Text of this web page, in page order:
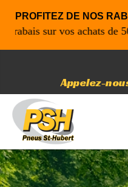
PROFITEZ DE NOS
sur vos achats de
Appelez-